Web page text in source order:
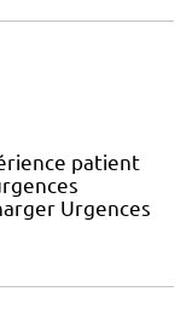
patient
Urgences